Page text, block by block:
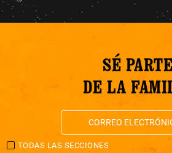
SÉ PARTE
DE LA
TODAS LAS SECCIONES